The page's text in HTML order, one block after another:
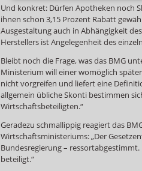
Und konkret: Dürfen Apotheken noch
ihnen schon 3,15 Prozent Rabatt
Ausgestaltung auch in Abhängigkeit
Herstellers ist Angelegenheit des
Bleibt noch die Frage, was das BMG
Ministerium will einer womöglich
nicht vorgreifen und liefert eine
allgemein übliche Skonti bestimmen
Wirtschaftsbeteiligten.“
Geradezu schmallippig reagiert das
Wirtschaftsministeriums: „Der
Bundesregierung –
beteiligt.“